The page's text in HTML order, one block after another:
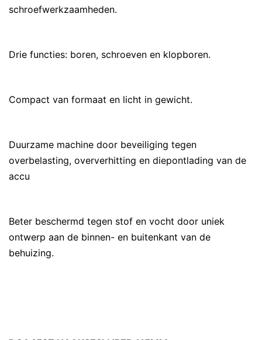
schroefwerkzaamheden.
Drie functies: boren, schroeven en klopboren.
Compact van formaat en licht in gewicht.
Duurzame machine door beveiliging tegen
overbelasting, oververhitting en diepontlading van de
accu
Beter beschermd tegen stof en vocht door uniek
ontwerp aan de binnen- en buitenkant van de
behuizing.